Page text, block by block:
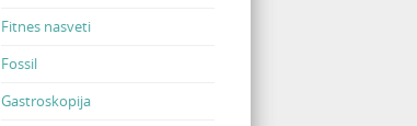
Fitnes nasveti
Fossil
Gastroskopija